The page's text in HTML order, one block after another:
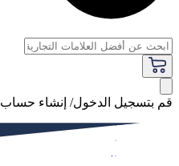
قم بتسجيل الدخول/ إنشاء حساب
فاخر
النساء
الرجال